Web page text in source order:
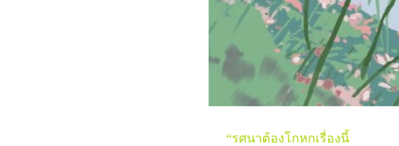
“รศนาต้องโกหกเรื่องนี้